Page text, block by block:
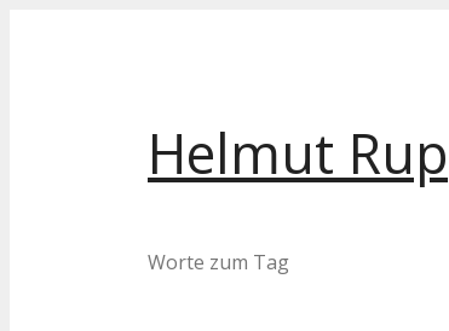
Helmut
Worte zum Tag